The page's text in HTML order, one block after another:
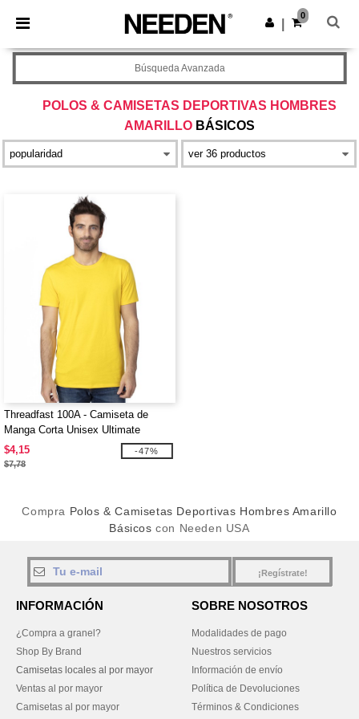
× App de Needen
¡Mejores precios en app!
Descargar app
0
POLOS & CAMISETAS DEPORTIVAS HOMBRES
AMARILLO BÁSICOS
Búsqueda Avanzada
Threadfast 100A - Camiseta de
Manga Corta Unisex Ultimate
$4,15
$7,78
-47%
Compra Polos & Camisetas Deportivas Hombres Amarillo
Básicos con Needen USA
¡Regístrate!
INFORMACIÓN
¿Compra a granel?
Shop By Brand
Camisetas locales al por mayor
Ventas al por mayor
Camisetas al por mayor
SOBRE NOSOTROS
Modalidades de pago
Nuestros servicios
Información de envío
Política de Devoluciones
Términos & Condiciones